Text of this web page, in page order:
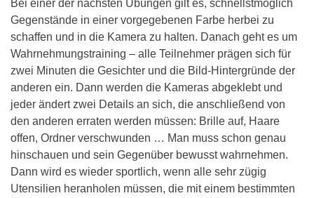
Bei einer der nächsten Übungen gilt es, schnellstmöglich
Gegenstände in einer vorgegebenen Farbe herbei zu
schaffen und in die Kamera zu halten. Danach geht es um
Wahrnehmungstraining – alle Teilnehmer prägen sich für
zwei Minuten die Gesichter und die Bild-Hintergründe der
anderen ein. Dann werden die Kameras abgeklebt und
jeder ändert zwei Details an sich, die anschließend von
den anderen erraten werden müssen: Brille auf, Haare
offen, Ordner verschwunden … Man muss schon genau
hinschauen und sein Gegenüber bewusst wahrnehmen.
Dann wird es wieder sportlich, wenn alle sehr zügig
Utensilien heranholen müssen, die mit einem bestimmten